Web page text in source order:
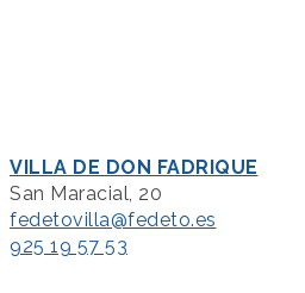
VILLA DE DON FADRIQUE
San Maracial, 20
fedetovilla@fedeto.es
925 19 57 53